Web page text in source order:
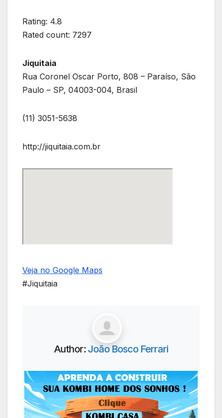
Rating: 4.8
Rated count: 7297
Jiquitaia
Rua Coronel Oscar Porto, 808 – Paraíso, São
Paulo – SP, 04003-004, Brasil
(11) 3051-5638
http://jiquitaia.com.br
Veja no Google Maps
#Jiquitaia
Author: João Bosco Ferrari